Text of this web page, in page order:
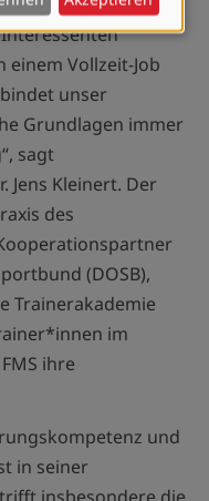
einem Vollzeit-Job
unser
Grundlagen immer
sagt
Jens Kleinert. Der
des
(DOSB),
Trainerakademie
im
ihre
und
in seiner